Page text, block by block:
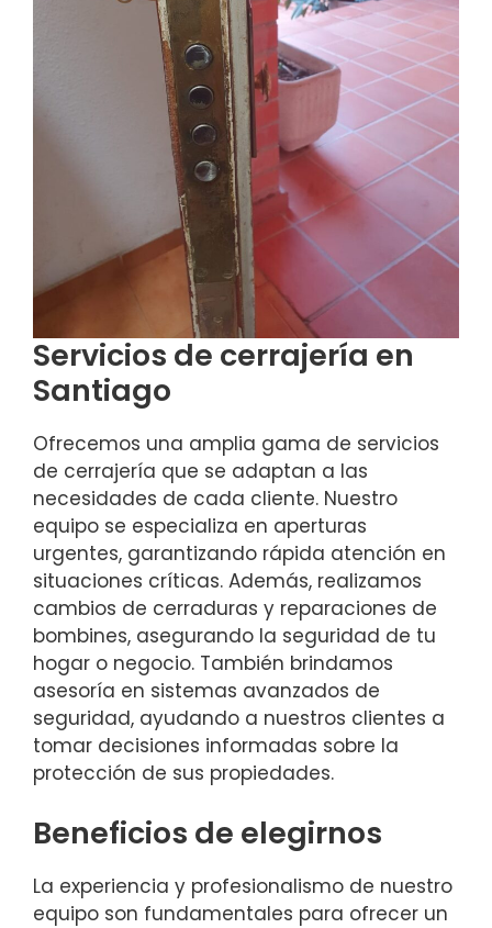
Servicios de cerrajería en
Santiago
Ofrecemos una amplia gama de servicios
de cerrajería que se adaptan a las
necesidades de cada cliente. Nuestro
equipo se especializa en aperturas
urgentes, garantizando rápida atención en
situaciones críticas. Además, realizamos
cambios de cerraduras y reparaciones de
bombines, asegurando la seguridad de tu
hogar o negocio. También brindamos
asesoría en sistemas avanzados de
seguridad, ayudando a nuestros clientes a
tomar decisiones informadas sobre la
protección de sus propiedades.
Beneficios de elegirnos
La experiencia y profesionalismo de nuestro
equipo son fundamentales para ofrecer un